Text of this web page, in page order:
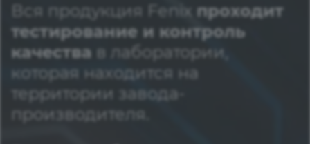
Вся продукция Fenix проходит
тестирование и контроль
качества в лаборатории,
которая находится на
территории завода-
производителя.